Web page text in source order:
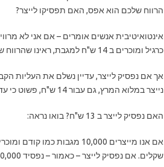
הרווח שלכם הוא אפס, האם תפסיקו לייצר?
כרגיל ומוכרים ב 14 ש"ח למגבת, ראינו שהרווח שלנו הוא בדיוק אפס.
נייצר במלוא המרץ, גם עבור 14 ש"ח, פשוט כי עדיף לא להרוויח מאשר להפסיד.
האם נפסיק לייצר ב 13 ש"ח? בואו נראה:
שקלים. אם נפסיק לייצר – כאמור – נפסיד 40,000. לכן נייצר ונמכור המגבות בהפסד.